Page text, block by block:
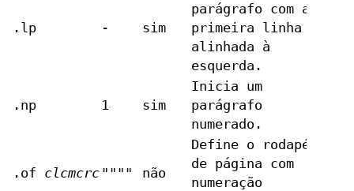
.lp - sim
parágrafo com a
primeira linha
alinhada à
esquerda.
.np 1 sim
Inicia um
parágrafo
numerado.
.of clcmcrc """" não
Define o rodapé
de página com
numeração